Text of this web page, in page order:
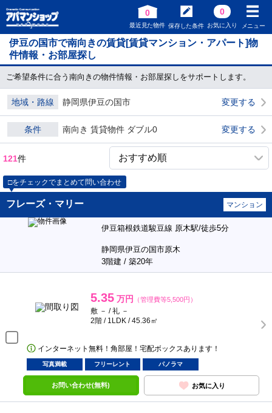
0
最近見た物件 保存した条件
0
お気に入り メニュー
伊豆の国市で南向きの賃貸[賃貸マンション・アパート]物
件情報・お部屋探し
ご希望条件に合う南向きの物件情報・お部屋探しをサポートします。
地域・路線 静岡県伊豆の国市 変更する
条件 南向き 賃貸物件 ダブル0 変更する
121件
□をチェックでまとめて問い合わせ
フレーズ・マリー マンション
伊豆箱根鉄道駿豆線 原木駅/徒歩5分
静岡県伊豆の国市原木
3階建 / 築20年
5.35 万円 （管理費等5,500円）
敷 － / 礼 －
2階 / 1LDK / 45.36㎡
インターネット無料！角部屋！宅配ボックスあります！
写真満載 フリーレント パノラマ
お問い合わせ(無料) お気に入り